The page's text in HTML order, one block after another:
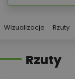
Wizualizacje Rzuty
Rzuty